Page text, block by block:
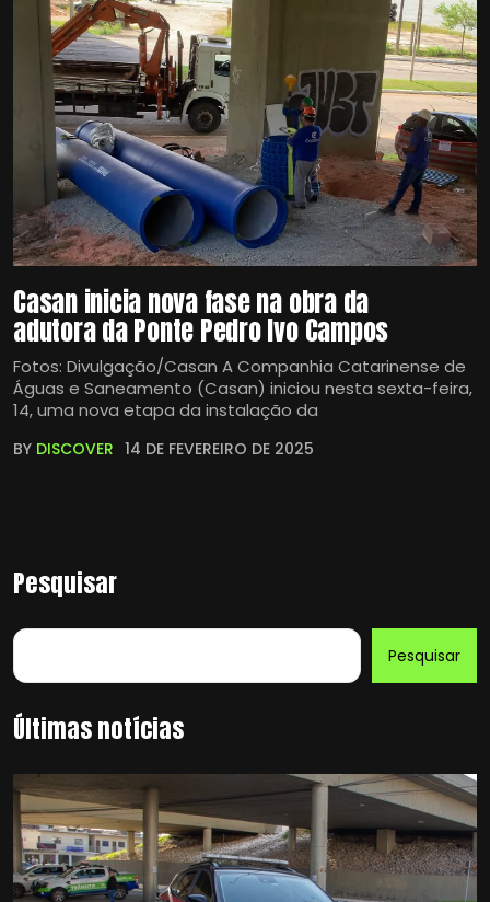
Casan inicia nova fase na obra da
adutora da Ponte Pedro Ivo Campos
Fotos: Divulgação/Casan A Companhia Catarinense de
Águas e Saneamento (Casan) iniciou nesta sexta-feira,
14, uma nova etapa da instalação da
BY DISCOVER 14 DE FEVEREIRO DE 2025
Pesquisar
Pesquisar
Últimas notícias